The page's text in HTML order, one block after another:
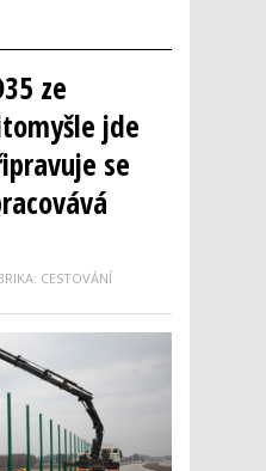
ze
jde
se
CESTOVÁNÍ